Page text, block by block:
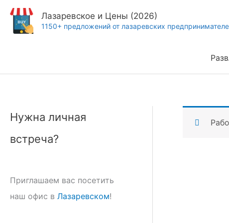
Перейти
содержимому
Лазаревское и Цены (2026)
1150+ предложений от лазаревских
Нужна личная
встреча?
Приглашаем вас посетить
наш офис в Лазаревском!